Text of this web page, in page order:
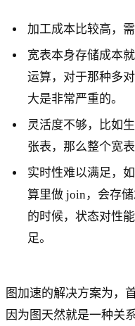
加工成本比较高，
宽表本身存储成本
运算，对于那种多
大是非常严重的。
灵活度不够，比如
张表，那么整个宽
实时性难以满足，
算里做 join，会存
的时候，状态对性
足。
图加速的解决方案为，
因为图天然就是一种关